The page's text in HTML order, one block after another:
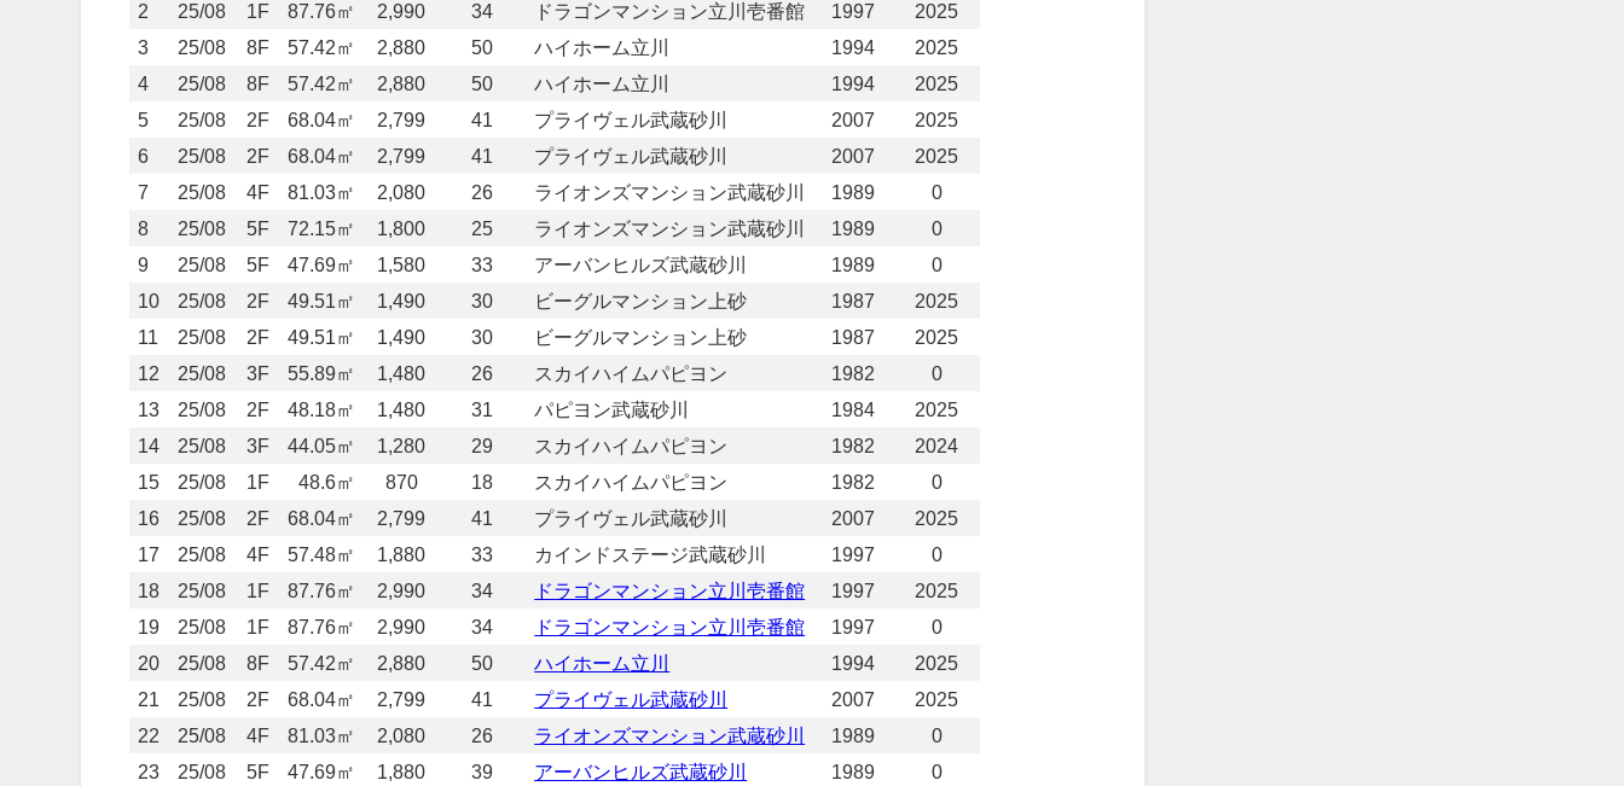
2
25/08 1F 87.76㎡ 2,990 34 ドラゴンマンション立川壱番館 1997
2025
3
25/08 8F 57.42㎡ 2,880 50 ハイホーム立川 1994
2025
4
25/08 8F 57.42㎡ 2,880 50 ハイホーム立川 1994
2025
5
25/08 2F 68.04㎡ 2,799 41 プライヴェル武蔵砂川 2007
2025
6
25/08 2F 68.04㎡ 2,799 41 プライヴェル武蔵砂川 2007
2025
7
25/08 4F 81.03㎡ 2,080 26 ライオンズマンション武蔵砂川 1989
0
8
25/08 5F 72.15㎡ 1,800 25 ライオンズマンション武蔵砂川 1989
0
9
25/08 5F 47.69㎡ 1,580 33 アーバンヒルズ武蔵砂川 1989
0
10
25/08 2F 49.51㎡ 1,490 30 ビーグルマンション上砂 1987
2025
11
25/08 2F 49.51㎡ 1,490 30 ビーグルマンション上砂 1987
2025
12
25/08 3F 55.89㎡ 1,480 26 スカイハイムパピヨン 1982
0
13
25/08 2F 48.18㎡ 1,480 31 パピヨン武蔵砂川 1984
2025
14
25/08 3F 44.05㎡ 1,280 29 スカイハイムパピヨン 1982
2024
15
25/08 1F 48.6㎡ 870 18 スカイハイムパピヨン 1982
0
16
25/08 2F 68.04㎡ 2,799 41 プライヴェル武蔵砂川 2007
2025
17
25/08 4F 57.48㎡ 1,880 33 カインドステージ武蔵砂川 1997
0
18
25/08 1F 87.76㎡ 2,990 34 ドラゴンマンション立川壱番館 1997
2025
19
25/08 1F 87.76㎡ 2,990 34 ドラゴンマンション立川壱番館 1997
0
20
25/08 8F 57.42㎡ 2,880 50 ハイホーム立川 1994
2025
21
25/08 2F 68.04㎡ 2,799 41 プライヴェル武蔵砂川 2007
2025
22
25/08 4F 81.03㎡ 2,080 26 ライオンズマンション武蔵砂川 1989
0
23
25/08 5F 47.69㎡ 1,880 39 アーバンヒルズ武蔵砂川 1989
0